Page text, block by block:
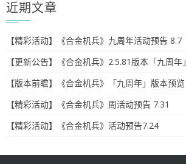
近期文章
【精彩活动】《合金机兵》九周年活动预告 8.7
【更新公告】《合金机兵》2.5.81版本「九周年」
【版本前瞻】《合金机兵》「九周年」版本预览
【精彩活动】《合金机兵》周活动预告 7.31
【精彩活动】《合金机兵》活动预告7.24